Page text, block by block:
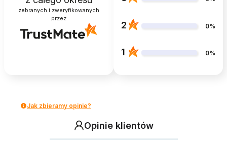
zebranych i zweryfikowanych
przez
2 0%
1 0%
Jak zbieramy opinie?
Opinie klientów